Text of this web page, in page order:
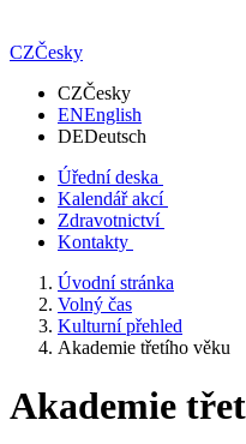
CZČesky
CZČesky
ENEnglish
DEDeutsch
Úřední deska
Kalendář akcí
Zdravotnictví
Kontakty
Úvodní stránka
Volný čas
Kulturní přehled
Akademie třetího věku
Akademie